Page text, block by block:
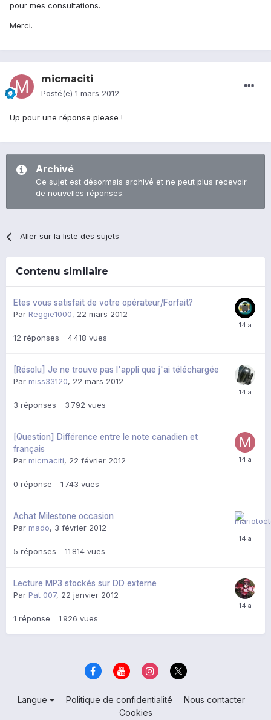
pour mes consultations.
Merci.
micmaciti
Posté(e) 1 mars 2012
Up pour une réponse please !
Archivé
Ce sujet est désormais archivé et ne peut plus recevoir
de nouvelles réponses.
Aller sur la liste des sujets
Contenu similaire
Etes vous satisfait de votre opérateur/Forfait?
Par Reggie1000, 22 mars 2012
12 réponses 4 418 vues
[Résolu] Je ne trouve pas l'appli que j'ai téléchargée
Par miss33120, 22 mars 2012
3 réponses 3 792 vues
[Question] Différence entre le note canadien et
français
Par micmaciti, 22 février 2012
0 réponse 1 743 vues
Achat Milestone occasion
Par mado, 3 février 2012
5 réponses 11 814 vues
Lecture MP3 stockés sur DD externe
Par Pat 007, 22 janvier 2012
1 réponse 1 926 vues
Langue Politique de confidentialité
Nous contacter
Cookies